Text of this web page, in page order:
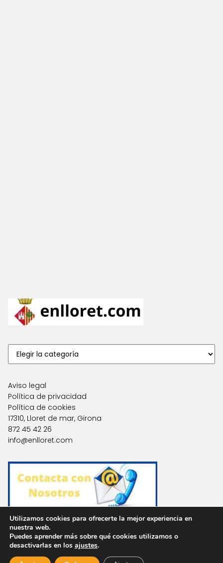
Aviso legal
Política de privacidad
Política de cookies
17310, Lloret de mar, Girona
872 45 42 26
info@enlloret.com
Agencias en Otras Localidades
Utilizamos cookies para ofrecerte la mejor experiencia en
nuestra web.
Puedes aprender más sobre qué cookies utilizamos o
desactivarlas en los ajustes.